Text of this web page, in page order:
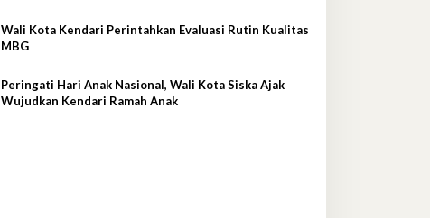
Wali Kota Kendari Perintahkan Evaluasi Rutin Kualitas
MBG
Peringati Hari Anak Nasional, Wali Kota Siska Ajak
Wujudkan Kendari Ramah Anak